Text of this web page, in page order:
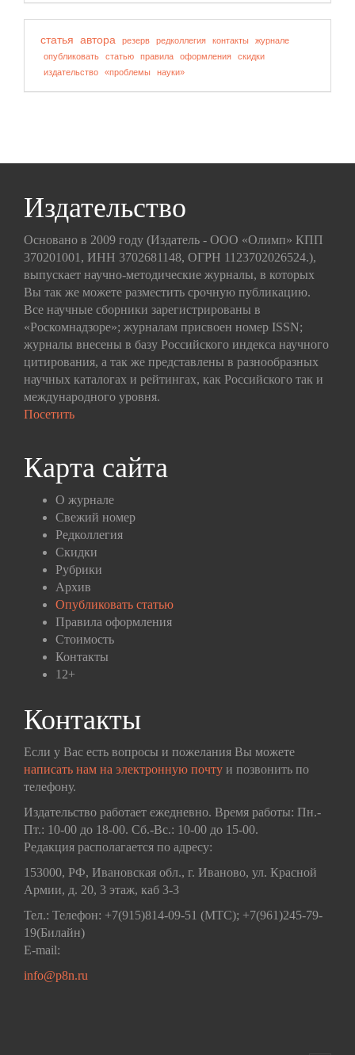
статья автора резерв редколлегия контакты
журнале
опубликовать
статью правила оформления
скидки
издательство
«проблемы науки»
Издательство
Основано в 2009 году (Издатель - ООО «Олимп» КПП
370201001, ИНН 3702681148, ОГРН 1123702026524.),
выпускает научно-методические журналы, в которых
Вы так же можете разместить срочную публикацию.
Все научные сборники зарегистрированы в
«Роскомнадзоре»; журналам присвоен номер ISSN;
журналы внесены в базу Российского индекса научного
цитирования, а так же представлены в разнообразных
научных каталогах и рейтингах, как Российского так и
международного уровня.
Посетить
Карта сайта
О журнале
Свежий номер
Редколлегия
Скидки
Рубрики
Архив
Опубликовать статью
Правила оформления
Стоимость
Контакты
12+
Контакты
Если у Вас есть вопросы и пожелания Вы можете
написать нам на электронную почту и позвонить по
телефону.
Издательство работает ежедневно. Время работы: Пн.-
Пт.: 10-00 до 18-00. Сб.-Вс.: 10-00 до 15-00.
Редакция располагается по адресу:
153000, РФ, Ивановская обл., г. Иваново, ул. Красной
Армии, д. 20, 3 этаж, каб 3-3
Тел.: Телефон: +7(915)814-09-51 (МТС); +7(961)245-79-
19(Билайн)
E-mail:
info@p8n.ru